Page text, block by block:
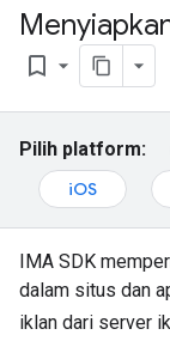
bookmark_border
Pilih platform:
iOS
IMA SDK
dalam situs dan
iklan dari server